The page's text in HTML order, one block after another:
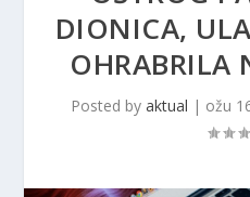
DIONICA,
OHRABRILA
Posted by aktual | ožu